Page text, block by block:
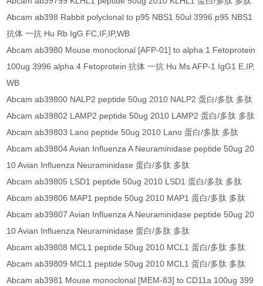
Abcam ab398 Rabbit polyclonal to p95 NBS1 50ul 3996 p95 NBS1
抗体 一抗 Hu Rb IgG FC,IF,IP,WB
Abcam ab3980 Mouse monoclonal [AFP-01] to alpha 1 Fetoprotein
100ug 3996 alpha 4 Fetoprotein 抗体 一抗 Hu Ms AFP-1 IgG1 E,IP,
WB
Abcam ab39800 NALP2 peptide 50ug 2010 NALP2 蛋白/多肽 多肽
Abcam ab39802 LAMP2 peptide 50ug 2010 LAMP2 蛋白/多肽 多肽
Abcam ab39803 Lano peptide 50ug 2010 Lano 蛋白/多肽 多肽
Abcam ab39804 Avian Influenza A Neuraminidase peptide 50ug 20
10 Avian Influenza Neuraminidase 蛋白/多肽 多肽
Abcam ab39805 LSD1 peptide 50ug 2010 LSD1 蛋白/多肽 多肽
Abcam ab39806 MAP1 peptide 50ug 2010 MAP1 蛋白/多肽 多肽
Abcam ab39807 Avian Influenza A Neuraminidase peptide 50ug 20
10 Avian Influenza Neuraminidase 蛋白/多肽 多肽
Abcam ab39808 MCL1 peptide 50ug 2010 MCL1 蛋白/多肽 多肽
Abcam ab39809 MCL1 peptide 50ug 2010 MCL1 蛋白/多肽 多肽
Abcam ab3981 Mouse monoclonal [MEM-83] to CD11a 100ug 399